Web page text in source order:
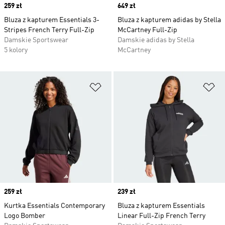
Price
259 zł
Bluza z kapturem Essentials 3-
Stripes French Terry Full-Zip
Damskie Sportswear
5 kolory
Price
649 zł
Bluza z kapturem adidas by Stella
McCartney Full-Zip
Damskie adidas by Stella
McCartney
Dodaj do listy życzeń
Price
259 zł
Kurtka Essentials Contemporary
Logo Bomber
Price
239 zł
Bluza z kapturem Essentials
Linear Full-Zip French Terry